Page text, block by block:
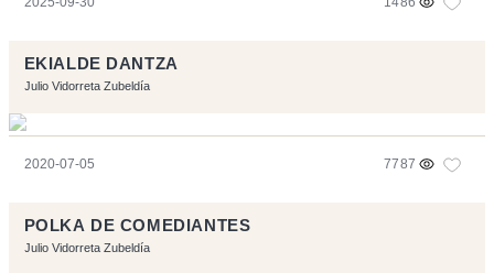
EKIALDE DANTZA
Julio Vidorreta Zubeldía
2020-07-05 7787
POLKA DE COMEDIANTES
Julio Vidorreta Zubeldía